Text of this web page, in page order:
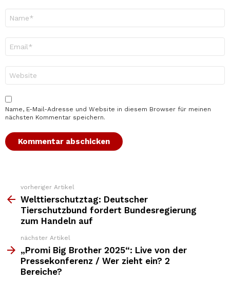
Mail-
Adresse
*
Name, E-Mail-Adresse und Website in diesem Browser für meinen
nächsten Kommentar speichern.
Weitere
Top
News
vorheriger Artikel
Welttierschutztag: Deutscher
Tierschutzbund fordert Bundesregierung
zum Handeln auf
nächster Artikel
„Promi Big Brother 2025“: Live von der
Pressekonferenz / Wer zieht ein? 2
Bereiche?